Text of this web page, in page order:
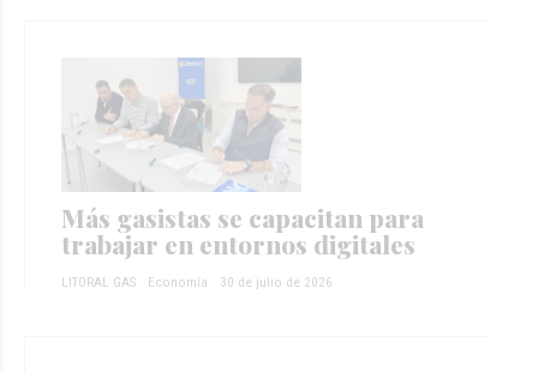
Más gasistas se capacitan para
trabajar en entornos digitales
LITORAL GAS Economía 30 de julio de 2026